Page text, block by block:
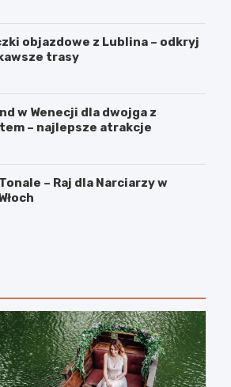
objazdowe z Lublina – odkryj
trasy
w Wenecji dla dwojga z
– najlepsze atrakcje
– Raj dla Narciarzy w